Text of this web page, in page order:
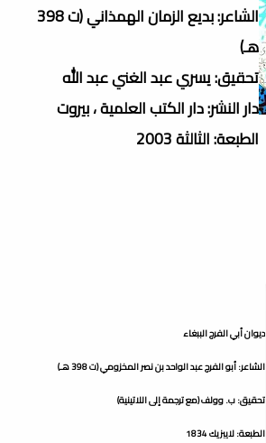
الشاعر: بديع الزمان الهمذاني (ت 398
هـ)
تحقيق: يسري عبد الغني عبد الله
دار النشر: دار الكتب العلمية ، بيروت
الطبعة: الثالثة 2003
ديوان أبي الفرج الببغاء
الشاعر: أبو الفرج عبد الواحد بن نصر المخزومي (ت 398 هـ)
تحقيق: ب. وولف (مع ترجمة إلى اللاتينية)
الطبعة: لايبزيك 1834